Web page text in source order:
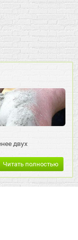
двух
Читать полностью